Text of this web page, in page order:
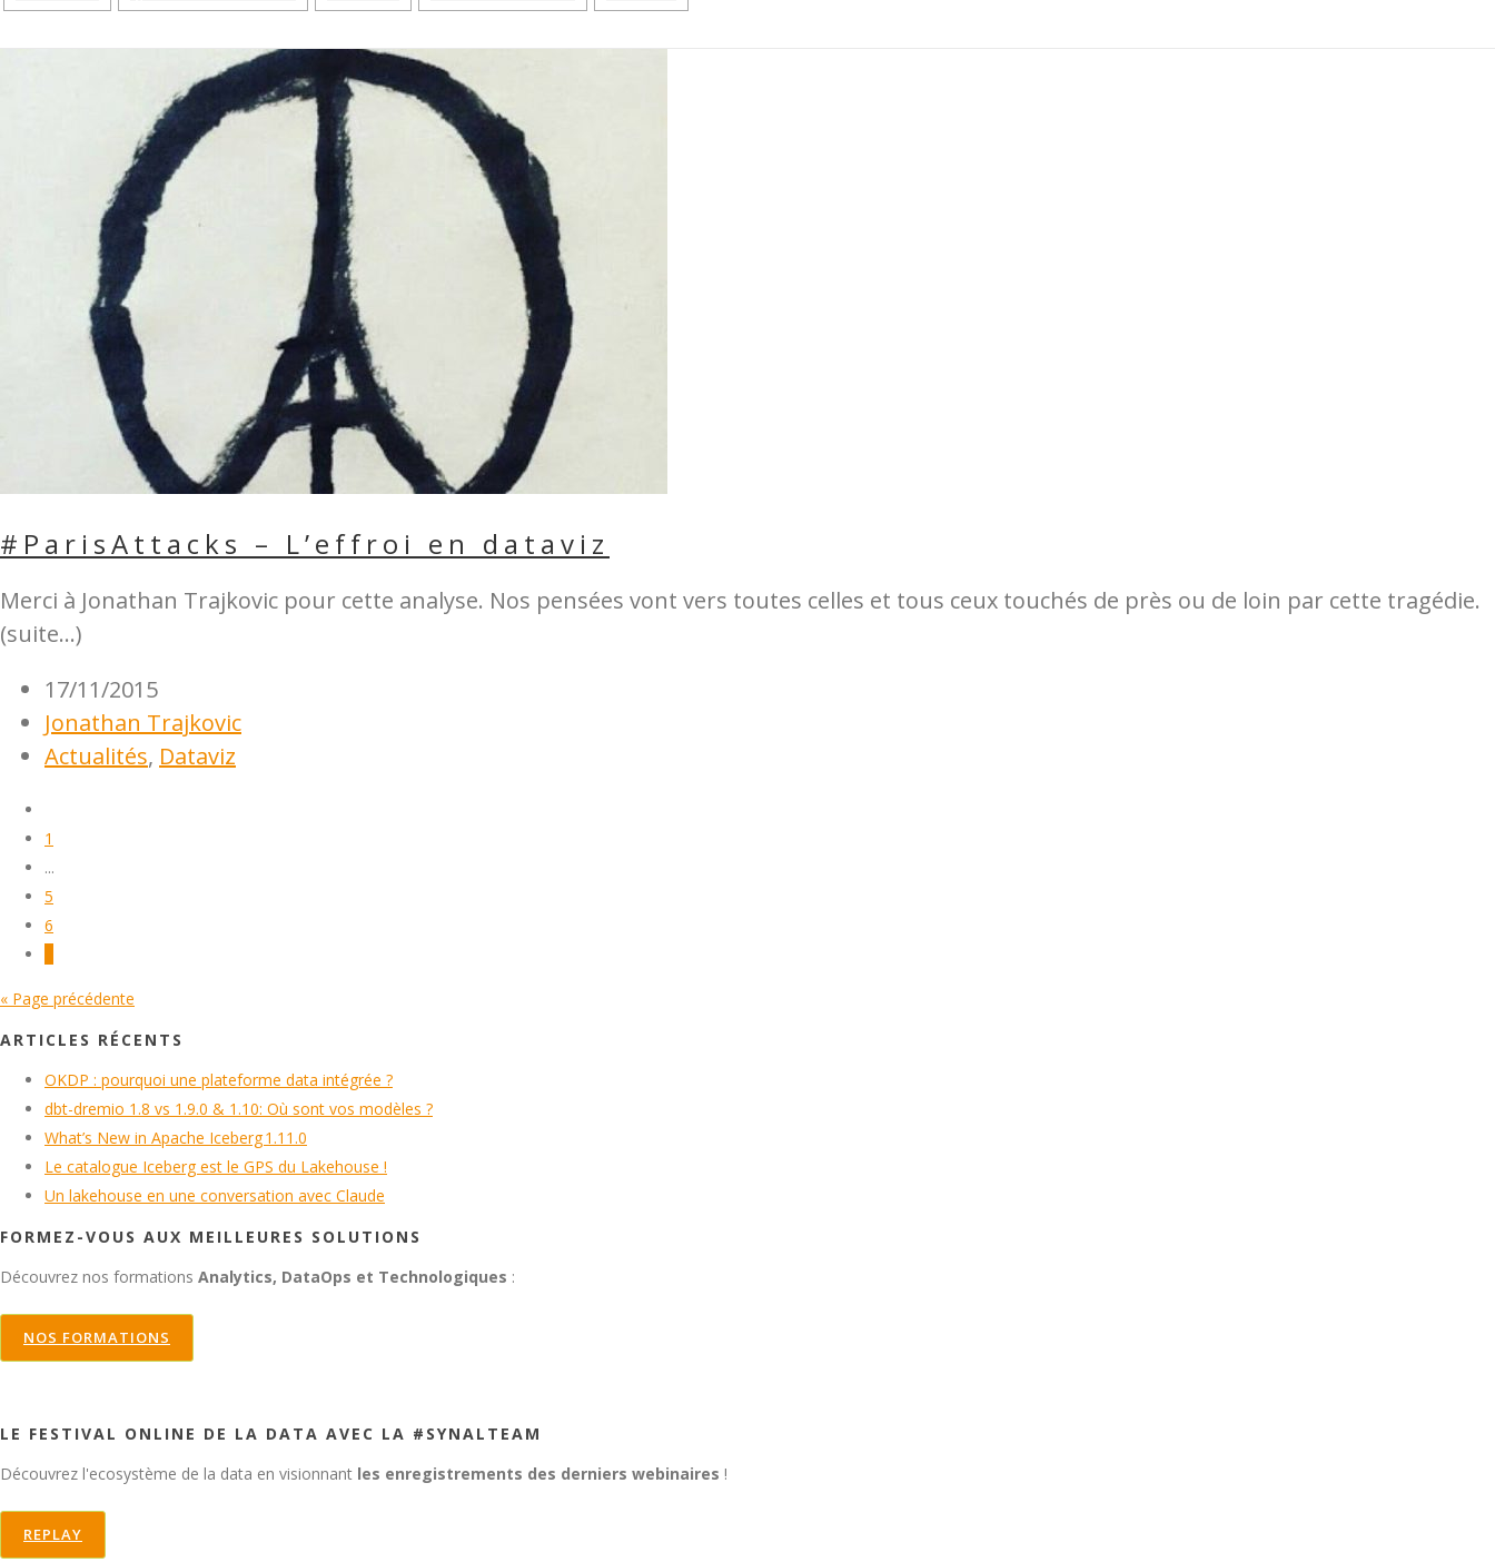
#ParisAttacks – L’effroi en dataviz
Merci à Jonathan Trajkovic pour cette analyse. Nos pensées vont vers toutes celles et tous ceux touchés de près ou de loin par cette tragédie.
(suite…)
17/11/2015
Jonathan Trajkovic
Actualités, Dataviz
1
...
5
6
« Page précédente
ARTICLES RÉCENTS
OKDP : pourquoi une plateforme data intégrée ?
dbt-dremio 1.8 vs 1.9.0 & 1.10: Où sont vos modèles ?
What’s New in Apache Iceberg 1.11.0
Le catalogue Iceberg est le GPS du Lakehouse !
Un lakehouse en une conversation avec Claude
FORMEZ-VOUS AUX MEILLEURES SOLUTIONS
Découvrez nos formations Analytics, DataOps et Technologiques :
NOS FORMATIONS
LE FESTIVAL ONLINE DE LA DATA AVEC LA #SYNALTEAM
Découvrez l'ecosystème de la data en visionnant les enregistrements des derniers webinaires !
REPLAY